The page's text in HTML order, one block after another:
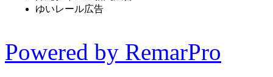
ゆいレール広告
Powered by RemarPro